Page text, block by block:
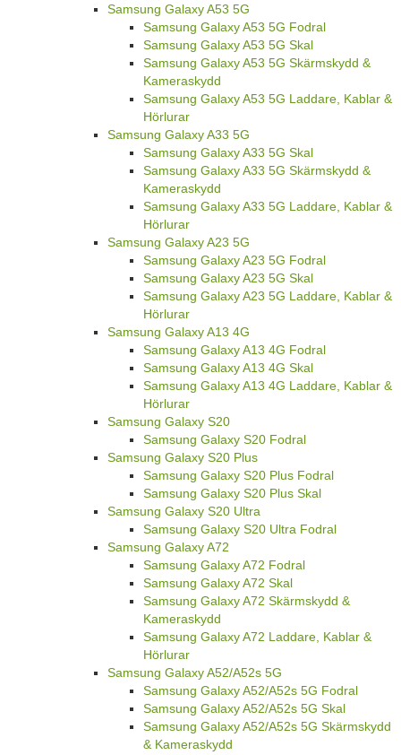
Samsung Galaxy A53 5G
Samsung Galaxy A53 5G Fodral
Samsung Galaxy A53 5G Skal
Samsung Galaxy A53 5G Skärmskydd &
Kameraskydd
Samsung Galaxy A53 5G Laddare, Kablar &
Hörlurar
Samsung Galaxy A33 5G
Samsung Galaxy A33 5G Skal
Samsung Galaxy A33 5G Skärmskydd &
Kameraskydd
Samsung Galaxy A33 5G Laddare, Kablar &
Hörlurar
Samsung Galaxy A23 5G
Samsung Galaxy A23 5G Fodral
Samsung Galaxy A23 5G Skal
Samsung Galaxy A23 5G Laddare, Kablar &
Hörlurar
Samsung Galaxy A13 4G
Samsung Galaxy A13 4G Fodral
Samsung Galaxy A13 4G Skal
Samsung Galaxy A13 4G Laddare, Kablar &
Hörlurar
Samsung Galaxy S20
Samsung Galaxy S20 Fodral
Samsung Galaxy S20 Plus
Samsung Galaxy S20 Plus Fodral
Samsung Galaxy S20 Plus Skal
Samsung Galaxy S20 Ultra
Samsung Galaxy S20 Ultra Fodral
Samsung Galaxy A72
Samsung Galaxy A72 Fodral
Samsung Galaxy A72 Skal
Samsung Galaxy A72 Skärmskydd &
Kameraskydd
Samsung Galaxy A72 Laddare, Kablar &
Hörlurar
Samsung Galaxy A52/A52s 5G
Samsung Galaxy A52/A52s 5G Fodral
Samsung Galaxy A52/A52s 5G Skal
Samsung Galaxy A52/A52s 5G Skärmskydd
& Kameraskydd